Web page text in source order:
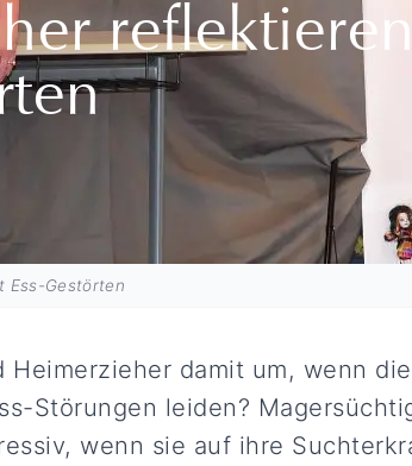
Ess-Gestörten
damit um, wenn
Störungen leiden?
wenn sie auf ihre